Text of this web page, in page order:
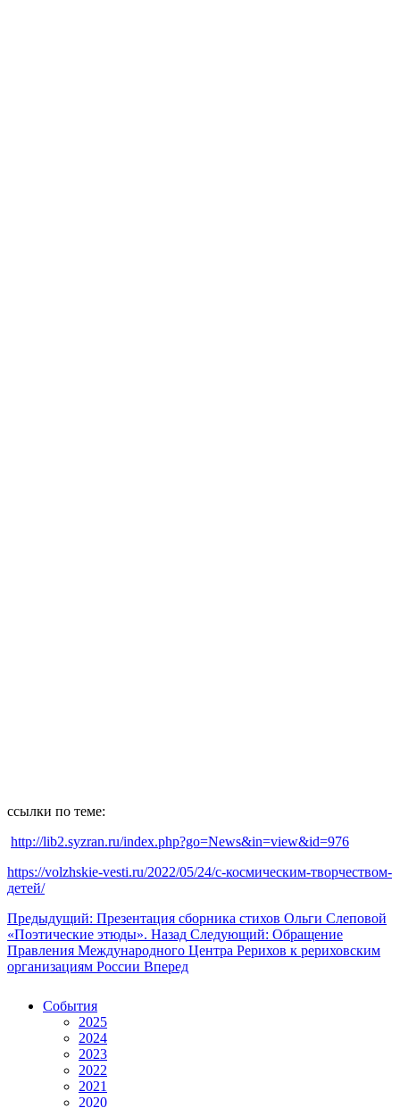
ссылки по теме:
http://lib2.syzran.ru/index.php?go=News&in=view&id=976
https://volzhskie-vesti.ru/2022/05/24/с-космическим-творчеством-
детей/
Предыдущий: Презентация сборника стихов Ольги Слеповой
«Поэтические этюды». Назад Следующий: Обращение
Правления Международного Центра Рерихов к рериховским
организациям России Вперед
События
2025
2024
2023
2022
2021
2020